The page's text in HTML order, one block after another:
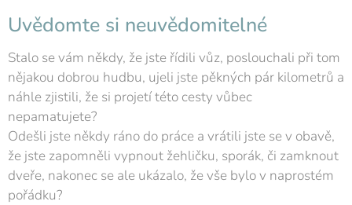
Uvědomte si neuvědomitelné
Stalo se vám někdy, že jste řídili vůz, poslouchali při tom
nějakou dobrou hudbu, ujeli jste pěkných pár kilometrů a
náhle zjistili, že si projetí této cesty vůbec
nepamatujete?
Odešli jste někdy ráno do práce a vrátili jste se v obavě,
že jste zapomněli vypnout žehličku, sporák, či zamknout
dveře, nakonec se ale ukázalo, že vše bylo v naprostém
pořádku?